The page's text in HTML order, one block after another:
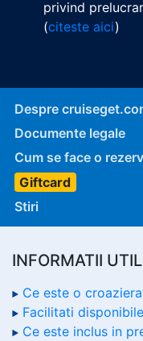
privind
(citeste aici)
Despre
Documente legale
Cum se face o
Giftcard
Stiri
INFORMATII
Ce este o
Facilitati
Ce este inclus in